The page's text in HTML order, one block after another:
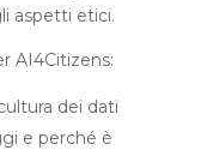
aspetti etici.
AI4Citizens:
dei dati
e perché è